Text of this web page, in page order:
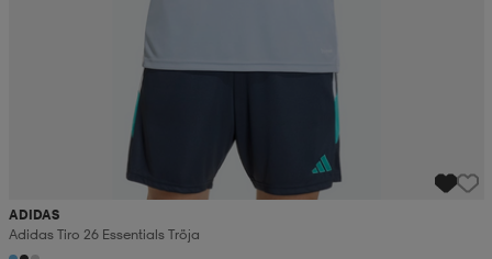
ADIDAS
Adidas Tiro 26 Essentials Tröja